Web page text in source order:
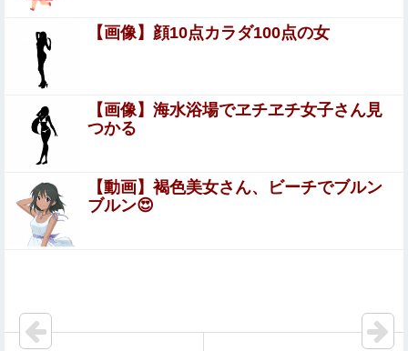
発達障害の息子を「育て方が悪いw」とバカにし育児放棄
するコトメ。代わりに私が育てた結果、高校生になったコ
トメコが放った「発言」にコトメ絶叫←他人に預けっぱな
しで親面するな
【悲報】バンダイナムコ決算、プリキュアが前年比大幅減
毎日暑いから雪に関連する映画でも観ようと「生きてこ
そ」を借りたのね
19/08/22週のゲーム購入検討。今週はスクエニ
RPG「鬼ノ哭ク邦(オニノナククニ)」などが発売！
中国「衝突事故！（2025年」中国軍と中国海警局「ﾌｨﾘﾋﾟﾝ
がらスピーチ
【悲報】ラッパーさん、札束披露するもネット民から「新
【画像】顔10点カラダ100点の女
【画像】海水浴場でヱチヱチ女子さん見
つかる
【動画】褐色美女さん、ビーチでブルン
ブルン😍